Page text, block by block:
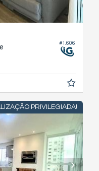
#1.606
PRIVILEGIADA!